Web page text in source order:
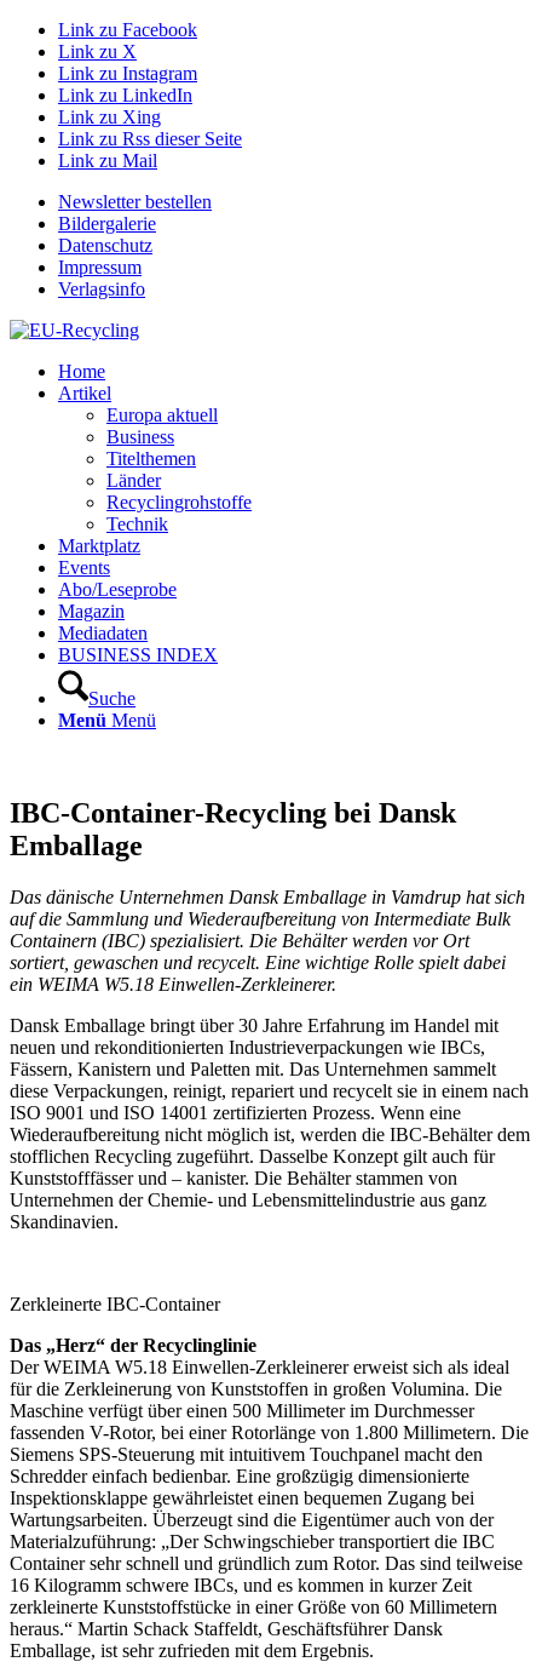
Link zu Facebook
Link zu X
Link zu Instagram
Link zu LinkedIn
Link zu Xing
Link zu Rss dieser Seite
Link zu Mail
Newsletter bestellen
Bildergalerie
Datenschutz
Impressum
Verlagsinfo
Home
Artikel
Europa aktuell
Business
Titelthemen
Länder
Recyclingrohstoffe
Technik
Marktplatz
Events
Abo/Leseprobe
Magazin
Mediadaten
BUSINESS INDEX
Suche
Menü Menü
IBC-Container-Recycling bei Dansk
Emballage
Das dänische Unternehmen Dansk Emballage in Vamdrup hat sich
auf die Sammlung und Wiederaufbereitung von Intermediate Bulk
Containern (IBC) spezialisiert. Die Behälter werden vor Ort
sortiert, gewaschen und recycelt. Eine wichtige Rolle spielt dabei
ein WEIMA W5.18 Einwellen-Zerkleinerer.
Dansk Emballage bringt über 30 Jahre Erfahrung im Handel mit
neuen und rekonditionierten Industrieverpackungen wie IBCs,
Fässern, Kanistern und Paletten mit. Das Unternehmen sammelt
diese Verpackungen, reinigt, repariert und recycelt sie in einem nach
ISO 9001 und ISO 14001 zertifizierten Prozess. Wenn eine
Wiederaufbereitung nicht möglich ist, werden die IBC-Behälter dem
stofflichen Recycling zugeführt. Dasselbe Konzept gilt auch für
Kunststofffässer und – kanister. Die Behälter stammen von
Unternehmen der Chemie- und Lebensmittelindustrie aus ganz
Skandinavien.
Zerkleinerte IBC-Container
Das „Herz“ der Recyclinglinie
Der WEIMA W5.18 Einwellen-Zerkleinerer erweist sich als ideal
für die Zerkleinerung von Kunststoffen in großen Volumina. Die
Maschine verfügt über einen 500 Millimeter im Durchmesser
fassenden V-Rotor, bei einer Rotorlänge von 1.800 Millimetern. Die
Siemens SPS-Steuerung mit intuitivem Touchpanel macht den
Schredder einfach bedienbar. Eine großzügig dimensionierte
Inspektionsklappe gewährleistet einen bequemen Zugang bei
Wartungsarbeiten. Überzeugt sind die Eigentümer auch von der
Materialzuführung: „Der Schwingschieber transportiert die IBC
Container sehr schnell und gründlich zum Rotor. Das sind teilweise
16 Kilogramm schwere IBCs, und es kommen in kurzer Zeit
zerkleinerte Kunststoffstücke in einer Größe von 60 Millimetern
heraus.“ Martin Schack Staffeldt, Geschäftsführer Dansk
Emballage, ist sehr zufrieden mit dem Ergebnis.